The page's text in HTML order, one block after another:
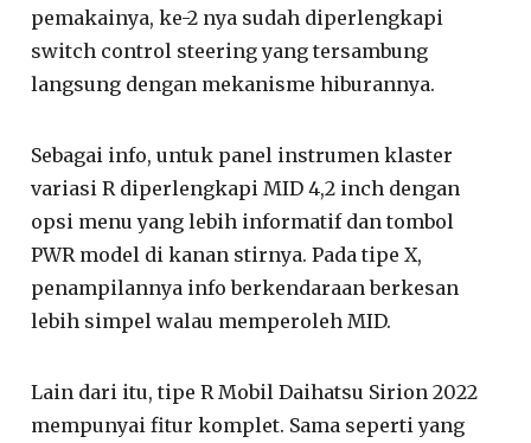
pemakainya, ke-2 nya sudah diperlengkapi
switch control steering yang tersambung
langsung dengan mekanisme hiburannya.
Sebagai info, untuk panel instrumen klaster
variasi R diperlengkapi MID 4,2 inch dengan
opsi menu yang lebih informatif dan tombol
PWR model di kanan stirnya. Pada tipe X,
penampilannya info berkendaraan berkesan
lebih simpel walau memperoleh MID.
Lain dari itu, tipe R Mobil Daihatsu Sirion 2022
mempunyai fitur komplet. Sama seperti yang